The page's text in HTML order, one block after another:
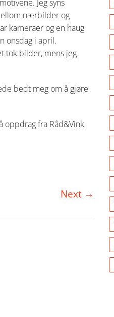
Jeg syns
nærbilder og
kameraer og en haug
onsdag i april.
tok bilder, mens jeg
bedt meg om å gjøre
oppdrag fra Råd&Vink
Next →